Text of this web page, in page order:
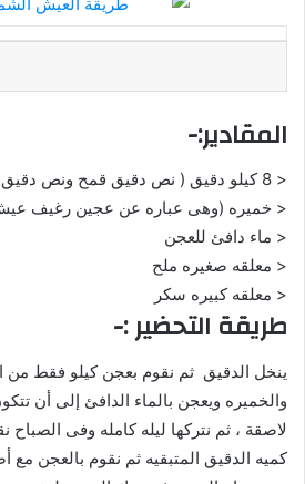
المقادير:-
< 8 كيلو دقيق ( نص دقيق قمح ونص دقيق فينو فاخر )
< خميره (وهى عباره عن عجين رغيف
< ماء دافئ للعجن
< معلقه صغيره ملح
< معلقه كبيره سكر
طريقة التحضير :-
ينخل الدقيق ثم نقوم بعجن كيلو فقط من
والخميره ويعجن بالماء الدافئ إلى أن
لاصقة ، ثم نتركها ليله كامله وفى الصباح
كميه الدقيق المتبقيه ثم نقوم بالعجن مع